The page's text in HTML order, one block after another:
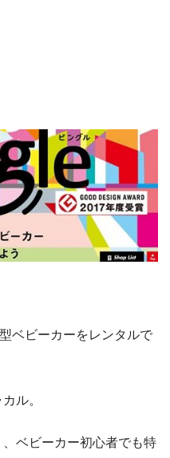
ベビーカーをレンタルで
ル。
ベビーカー初心者でも特